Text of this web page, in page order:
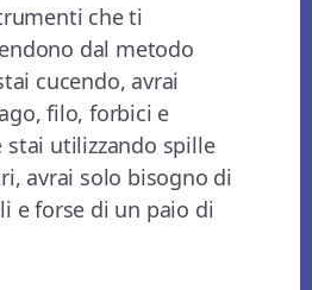
che ti
dal metodo
cucendo, avrai
filo, forbici e
stai utilizzando spille
avrai solo bisogno di
e forse di un paio di